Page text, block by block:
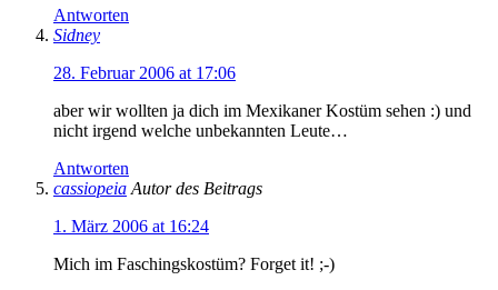
Antworten
Sidney
28. Februar 2006 at 17:06
aber wir wollten ja dich im Mexikaner Kostüm sehen :) und
nicht irgend welche unbekannten Leute…
Antworten
cassiopeia Autor des Beitrags
1. März 2006 at 16:24
Mich im Faschingskostüm? Forget it! ;-)